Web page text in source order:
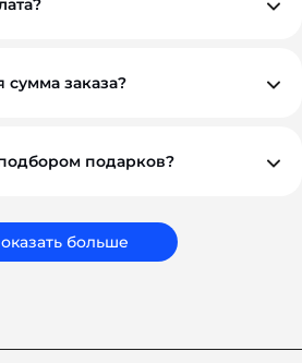
Для оптовых и
возможны гибкие условия.
заказа?
подарков?
которые работают на ваш
больше